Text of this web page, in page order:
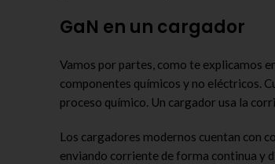
GaN en un cargador
Vamos por partes, como te explicamos
componentes químicos y no eléctricos.
proceso químico. Un cargador usa la
Los cargadores modernos cuentan con
enviando corriente de forma continua y